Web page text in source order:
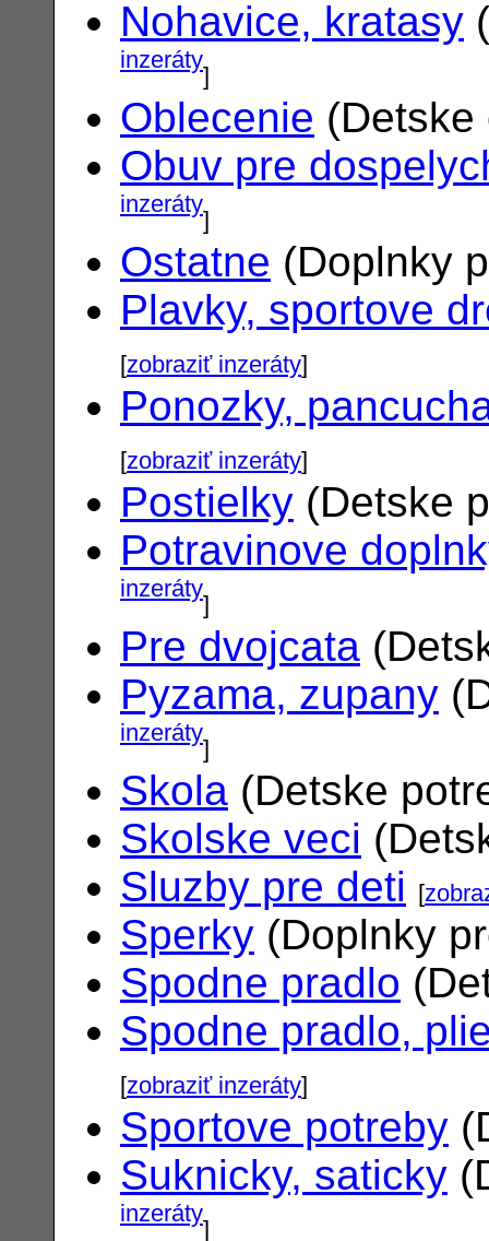
Nohavice, kratasy
inzeráty]
Oblecenie
Obuv pre
inzeráty]
Ostatne (Doplnky
Plavky, sportove
[zobraziť inzeráty]
Ponozky,
[zobraziť inzeráty]
Postielky (Detske
Potravinove
inzeráty]
Pre dvojcata
Pyzama, zupany
inzeráty]
Skola (Detske
Skolske veci
Sluzby pre deti [
Sperky (Doplnky
Spodne pradlo
Spodne pradlo,
[zobraziť inzeráty]
Sportove potreby
Suknicky, saticky
inzeráty]